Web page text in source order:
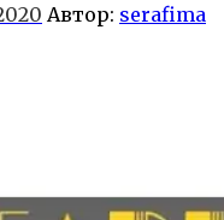
Автор: serafima